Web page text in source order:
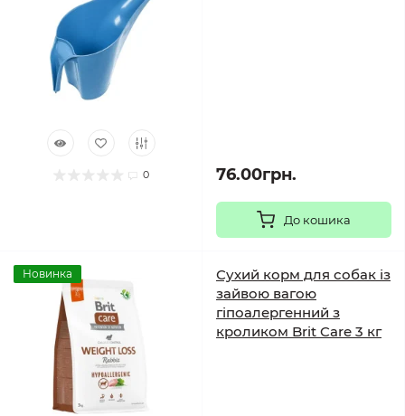
0 76.00грн.
До кошика
Новинка
Сухий корм для собак із
зайвою вагою
гіпоалергенний з
кроликом Brit Care 3 кг